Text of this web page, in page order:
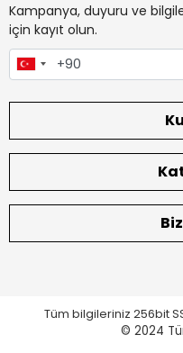
Kampanya, duyuru ve
için kayıt olun.
Tüm bilgileriniz 256bit
© 2024